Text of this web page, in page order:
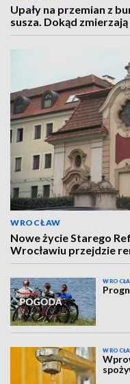
Upały na przemian z
susza. Dokąd
WROCŁAW
Nowe życie Starego
Wrocławiu przejdzie